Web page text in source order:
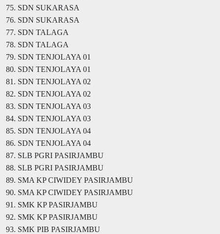
75. SDN SUKARASA
76. SDN SUKARASA
77. SDN TALAGA
78. SDN TALAGA
79. SDN TENJOLAYA 01
80. SDN TENJOLAYA 01
81. SDN TENJOLAYA 02
82. SDN TENJOLAYA 02
83. SDN TENJOLAYA 03
84. SDN TENJOLAYA 03
85. SDN TENJOLAYA 04
86. SDN TENJOLAYA 04
87. SLB PGRI PASIRJAMBU
88. SLB PGRI PASIRJAMBU
89. SMA KP CIWIDEY PASIRJAMBU
90. SMA KP CIWIDEY PASIRJAMBU
91. SMK KP PASIRJAMBU
92. SMK KP PASIRJAMBU
93. SMK PIB PASIRJAMBU